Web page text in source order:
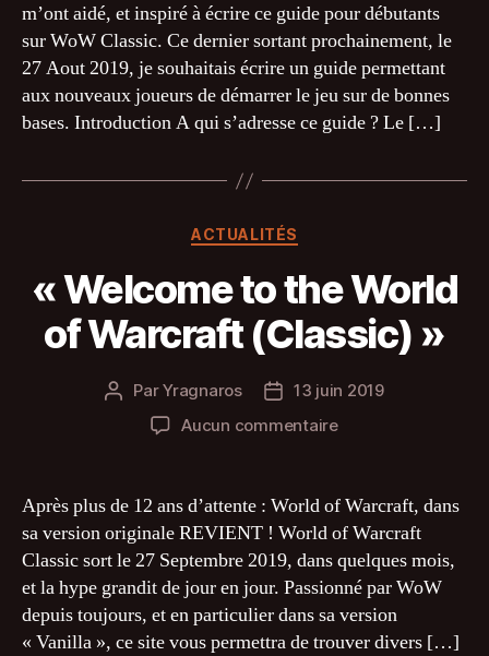
WoW
Classic
m’ont aidé, et inspiré à écrire ce guide pour débutants
sur WoW Classic. Ce dernier sortant prochainement, le
27 Aout 2019, je souhaitais écrire un guide permettant
aux nouveaux joueurs de démarrer le jeu sur de bonnes
bases. Introduction A qui s’adresse ce guide ? Le […]
Catégories
ACTUALITÉS
« Welcome to the World
of Warcraft (Classic) »
Auteur
l’article
ParYragnaros
Date13 juin 2019
Aucun commentairesur
the
of
Warcraft
(Classic) »
Après plus de 12 ans d’attente : World of Warcraft, dans
sa version originale REVIENT ! World of Warcraft
Classic sort le 27 Septembre 2019, dans quelques mois,
et la hype grandit de jour en jour. Passionné par WoW
depuis toujours, et en particulier dans sa version
« Vanilla », ce site vous permettra de trouver divers […]